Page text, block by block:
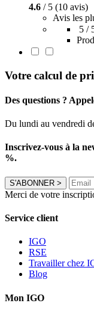
4.6 / 5 (10 avis)
Avis les
5 /
Votre calcul de
Des questions ?
Du lundi au vendredi
Inscrivez-vous à la
%.
S'ABONNER >
Merci de votre
Service client
IGO
RSE
Travailler chez
Blog
Mon IGO